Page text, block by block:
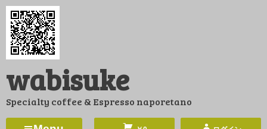
コ
ン
ツ
ス
wabisuke
Specialty coffee & Espresso naporetano